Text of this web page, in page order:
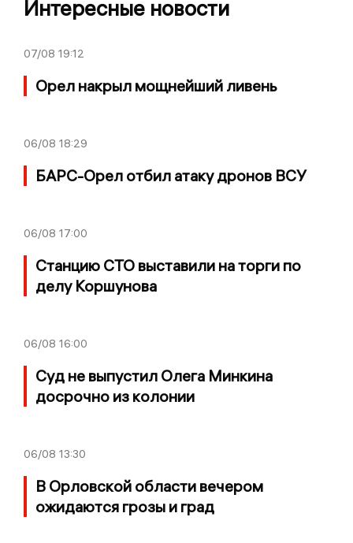
Интересные новости
07/08 19:12
Орел накрыл мощнейший ливень
06/08 18:29
БАРС-Орел отбил атаку дронов ВСУ
06/08 17:00
Станцию СТО выставили на торги по
делу Коршунова
06/08 16:00
Суд не выпустил Олега Минкина
досрочно из колонии
06/08 13:30
В Орловской области вечером
ожидаются грозы и град